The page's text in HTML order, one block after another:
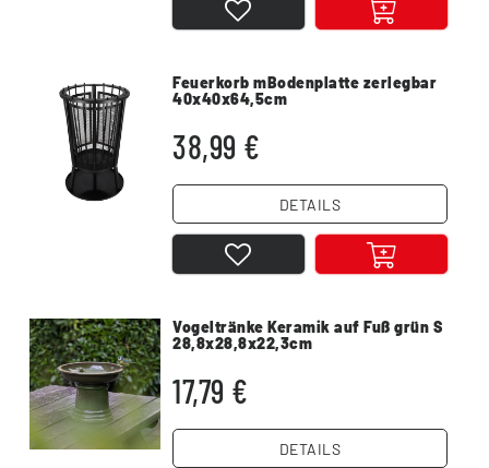
Feuerkorb mBodenplatte zerlegbar
40x40x64,5cm
38,99 €
DETAILS
Vogeltränke Keramik auf Fuß grün S
28,8x28,8x22,3cm
17,79 €
DETAILS